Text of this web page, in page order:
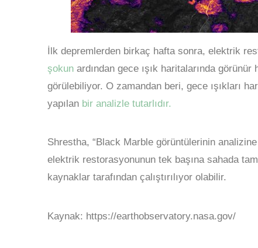
İlk depremlerden birkaç hafta sonra, elektrik
şokunardından gece ışık haritalarında
görülebiliyor. O zamandan beri, gece ışıkları
yapılan bir analizle tutarlıdır.
Shrestha, “Black Marble görüntülerinin
elektrik restorasyonunun tek başına sahada
kaynaklar tarafından çalıştırılıyor olabilir.
Kaynak: https://earthobservatory.nasa.gov/